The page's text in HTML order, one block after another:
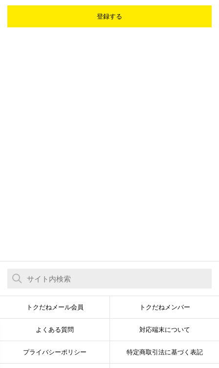
登録する
トクだねメール会員 トクだねメンバー
よくある質問 対応端末について
プライバシーポリシー 特定商取引法に基づく表記